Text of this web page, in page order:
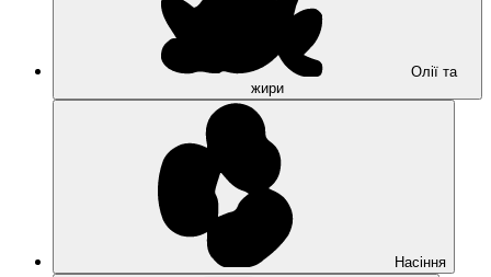
Олії та
жири
Насіння